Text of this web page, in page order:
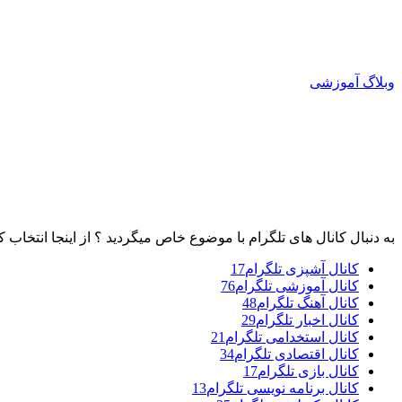
وبلاگ آموزشی
به دنبال کانال های تلگرام با موضوع خاص میگردید ؟ از اینجا انتخاب
کانال آشپزی تلگرام17
کانال آموزشی تلگرام76
کانال آهنگ تلگرام48
کانال اخبار تلگرام29
کانال استخدامی تلگرام 21
کانال اقتصادی تلگرام34
کانال بازی تلگرام17
کانال برنامه نویسی تلگرام13